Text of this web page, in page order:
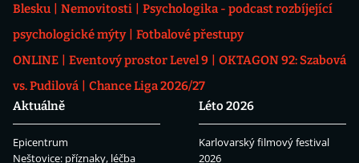
Blesku
Nemovitosti
Psychologika - podcast rozbíjející
psychologické mýty
Fotbalové přestupy
ONLINE
Eventový prostor Level 9
OKTAGON 92: Szabová
vs. Pudilová
Chance Liga 2026/27
Aktuálně
Epicentrum
Neštovice: příznaky, léčba
Léto 2026
Karlovarský filmový festival
2026